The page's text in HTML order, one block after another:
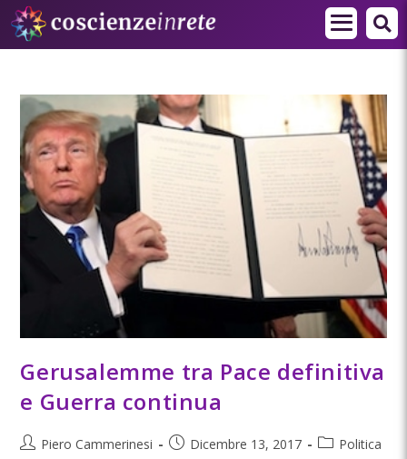
Gerusalemme tra Pace definitiva
e Guerra continua
Piero Cammerinesi Dicembre 13, 2017 Politica